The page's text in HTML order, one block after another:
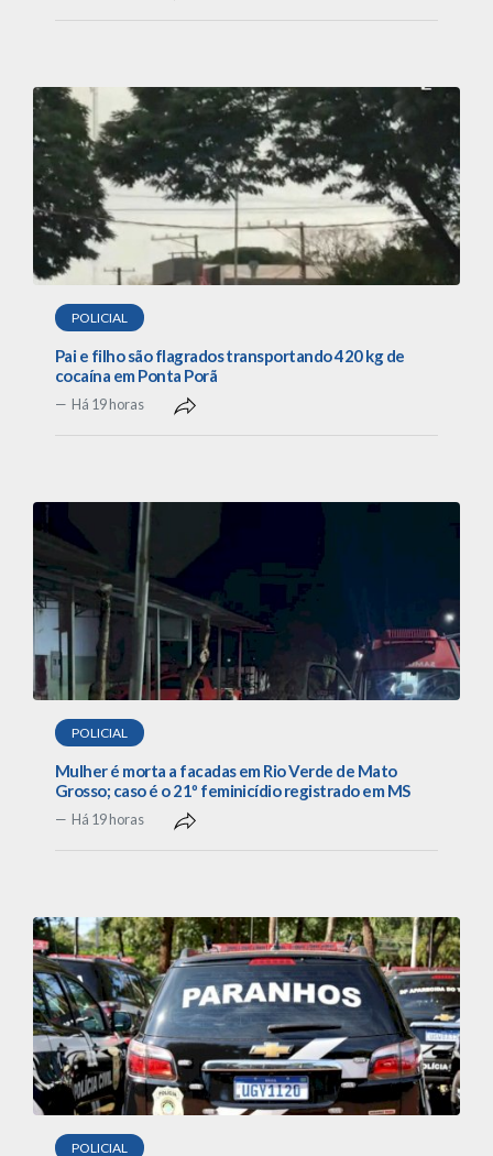
POLICIAL
Pai e filho são flagrados transportando 420 kg de
cocaína em Ponta Porã
Há 19 horas
POLICIAL
Mulher é morta a facadas em Rio Verde de Mato
Grosso; caso é o 21º feminicídio registrado em MS
Há 19 horas
POLICIAL